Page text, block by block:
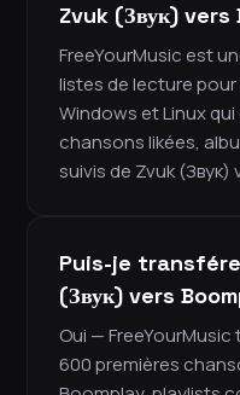
Zvuk (Звук) vers
FreeYourMusic est
listes de lecture pour
Windows et Linux
chansons likées,
suivis de Zvuk (Звук)
Puis-je
(Звук) vers
Oui —
600 premières